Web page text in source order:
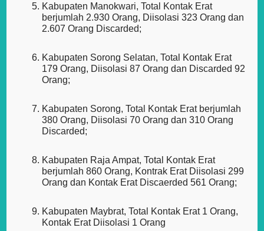
Kabupaten Manokwari, Total Kontak Erat
berjumlah 2.930 Orang, Diisolasi 323 Orang dan
2.607 Orang Discarded;
Kabupaten Sorong Selatan, Total Kontak Erat
179 Orang, Diisolasi 87 Orang dan Discarded 92
Orang;
Kabupaten Sorong, Total Kontak Erat berjumlah
380 Orang, Diisolasi 70 Orang dan 310 Orang
Discarded;
Kabupaten Raja Ampat, Total Kontak Erat
berjumlah 860 Orang, Kontrak Erat Diisolasi 299
Orang dan Kontak Erat Discaerded 561 Orang;
Kabupaten Maybrat, Total Kontak Erat 1 Orang,
Kontak Erat Diisolasi 1 Orang